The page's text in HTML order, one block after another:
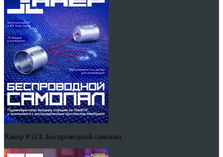
Хакер #323. Беспроводной самопал